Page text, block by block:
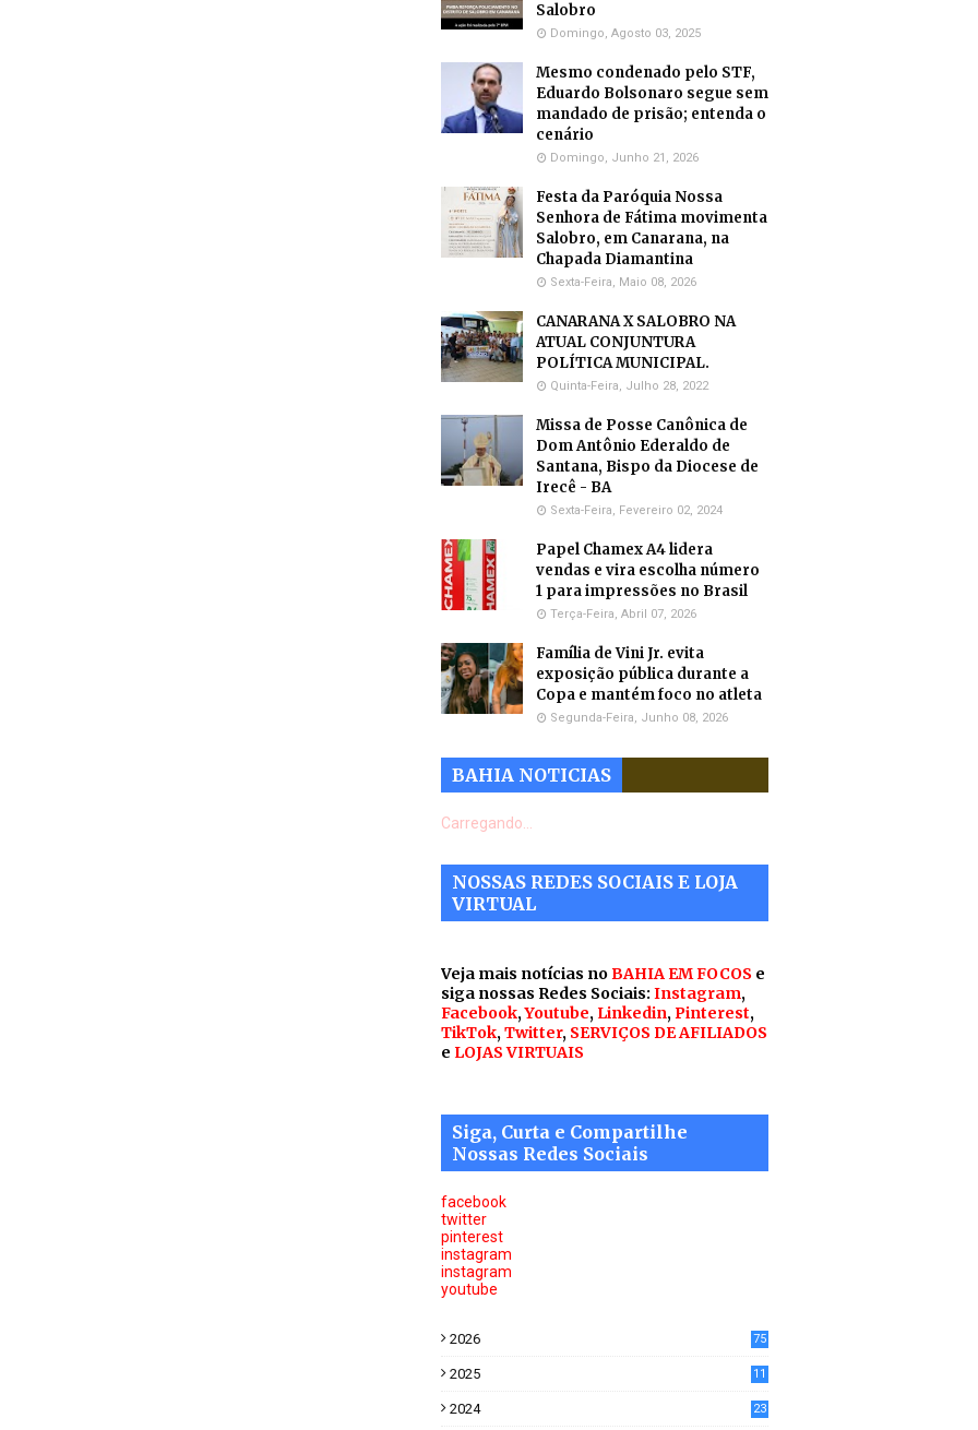
Salobro
Domingo, Agosto 03, 2025
Mesmo condenado pelo STF,
Eduardo Bolsonaro segue sem
mandado de prisão; entenda o
cenário
Domingo, Junho 21, 2026
Festa da Paróquia Nossa
Senhora de Fátima movimenta
Salobro, em Canarana, na
Chapada Diamantina
Sexta-Feira, Maio 08, 2026
CANARANA X SALOBRO NA
ATUAL CONJUNTURA
POLÍTICA MUNICIPAL.
Quinta-Feira, Julho 28, 2022
Missa de Posse Canônica de
Dom Antônio Ederaldo de
Santana, Bispo da Diocese de
Irecê - BA
Sexta-Feira, Fevereiro 02, 2024
Papel Chamex A4 lidera
vendas e vira escolha número
1 para impressões no Brasil
Terça-Feira, Abril 07, 2026
Família de Vini Jr. evita
exposição pública durante a
Copa e mantém foco no atleta
Segunda-Feira, Junho 08, 2026
BAHIA NOTICIAS
Carregando...
NOSSAS REDES SOCIAIS E LOJA
VIRTUAL
Veja mais notícias noBAHIA EM FOCOS e
siga nossas Redes Sociais: Instagram,
Facebook,Youtube, Linkedin,Pinterest,
TikTok,Twitter, SERVIÇOS DE AFILIADOS
e LOJAS VIRTUAIS
Siga, Curta e Compartilhe
Nossas Redes Sociais
facebook
twitter
pinterest
instagram
instagram
youtube
2026 75
2025
11
2024
23